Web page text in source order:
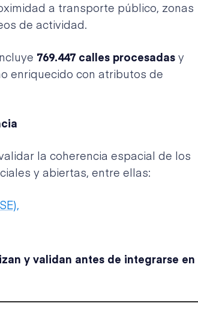
a transporte público, zonas
de actividad.
769.447 calles procesadas y
enriquecido con atributos de
la coherencia espacial de los
y abiertas, entre ellas:
y validan antes de integrarse en